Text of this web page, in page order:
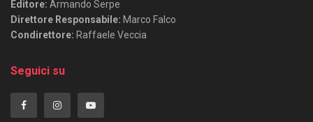
Editore: Armando Serpe
Direttore Responsabile: Marco Falco
Condirettore: Raffaele Veccia
Seguici su